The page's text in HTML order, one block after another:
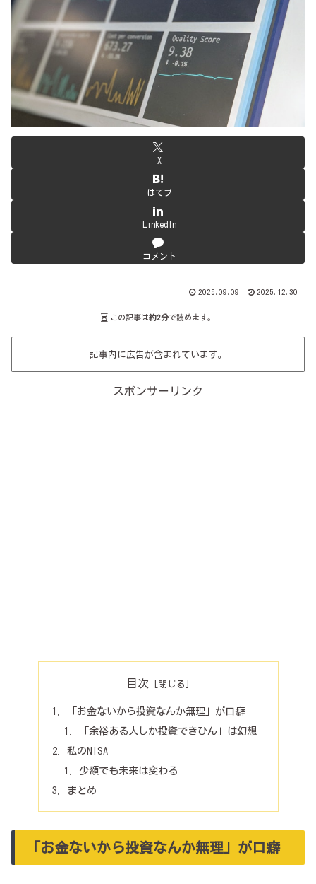
X
はてブ
LinkedIn
コメント
2025.09.09 2025.12.30
この記事は約2分で読めます。
記事内に広告が含まれています。
スポンサーリンク
目次
「お金ないから投資なんか無理」が口癖
「余裕ある人しか投資できひん」は幻想
私のNISA
少額でも未来は変わる
まとめ
「お金ないから投資なんか無理」が口癖